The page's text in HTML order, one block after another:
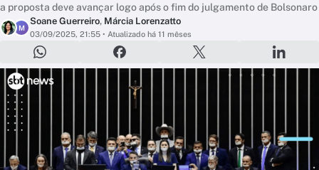
a proposta deve avançar logo após o fim do julgamento de Bolsonaro
M
Soane Guerreiro, Márcia Lorenzatto
03/09/2025, 21:55 • Atualizado há 11 mêses